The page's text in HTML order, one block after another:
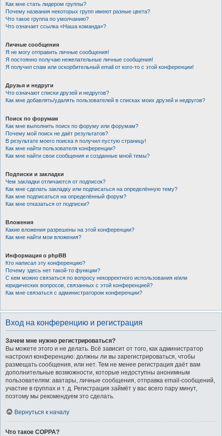
Как мне стать лидером группы?
Почему названия некоторых групп имеют разные цвета?
Что такое группа по умолчанию?
Что означает ссылка «Наша команда»?
Личные сообщения
Я не могу отправить личные сообщения!
Я постоянно получаю нежелательные личные сообщения!
Я получил спам или оскорбительный email от кого-то с этой конференции!
Друзья и недруги
Что означают списки друзей и недругов?
Как мне добавлять/удалять пользователей в списках моих друзей и недругов?
Поиск по форумам
Как мне выполнить поиск по форуму или форумам?
Почему мой поиск не даёт результатов?
В результате моего поиска я получил пустую страницу!
Как мне найти пользователя конференции?
Как мне найти свои сообщения и созданные мной темы?
Подписки и закладки
Чем закладки отличаются от подписок?
Как мне сделать закладку или подписаться на определённую тему?
Как мне подписаться на определённый форум?
Как мне отказаться от подписки?
Вложения
Какие вложения разрешены на этой конференции?
Как мне найти мои вложения?
Информация о phpBB
Кто написал эту конференцию?
Почему здесь нет такой-то функции?
С кем можно связаться по вопросу некорректного использования и/или
юридических вопросов, связанных с этой конференцией?
Как мне связаться с администратором конференции?
Вход на конференцию и регистрация
Зачем мне нужно регистрироваться?
Вы можете этого и не делать. Всё зависит от того, как администратор
настроил конференцию: должны ли вы зарегистрироваться, чтобы
размещать сообщения, или нет. Тем не менее регистрация даёт вам
дополнительные возможности, которые недоступны анонимным
пользователям: аватары, личные сообщения, отправка email-сообщений,
участие в группах и т. д. Регистрация займёт у вас всего пару минут,
поэтому мы рекомендуем это сделать.
Вернуться к началу
Что такое COPPA?